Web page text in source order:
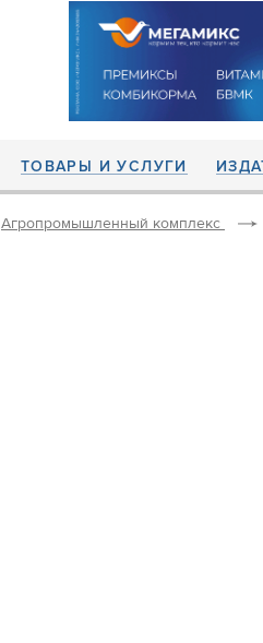
ТОВАРЫ И УСЛУГИ
Агропромышленный комплекс